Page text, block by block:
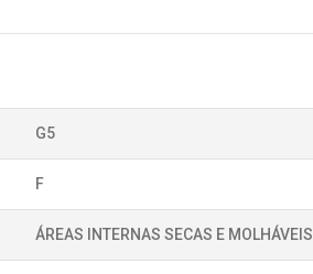
G5
F
ÁREAS INTERNAS SECAS E MOLHÁVEIS